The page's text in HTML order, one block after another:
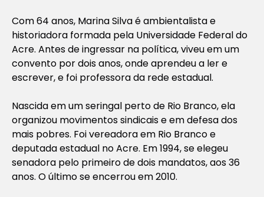
Com 64 anos, Marina Silva é ambientalista e
historiadora formada pela Universidade Federal do
Acre. Antes de ingressar na política, viveu em um
convento por dois anos, onde aprendeu a ler e
escrever, e foi professora da rede estadual.
Nascida em um seringal perto de Rio Branco, ela
organizou movimentos sindicais e em defesa dos
mais pobres. Foi vereadora em Rio Branco e
deputada estadual no Acre. Em 1994, se elegeu
senadora pelo primeiro de dois mandatos, aos 36
anos. O último se encerrou em 2010.